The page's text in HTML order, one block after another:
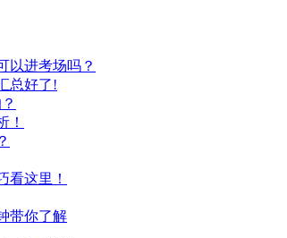
以进考场吗？
总好了!
！
看这里！
带你了解